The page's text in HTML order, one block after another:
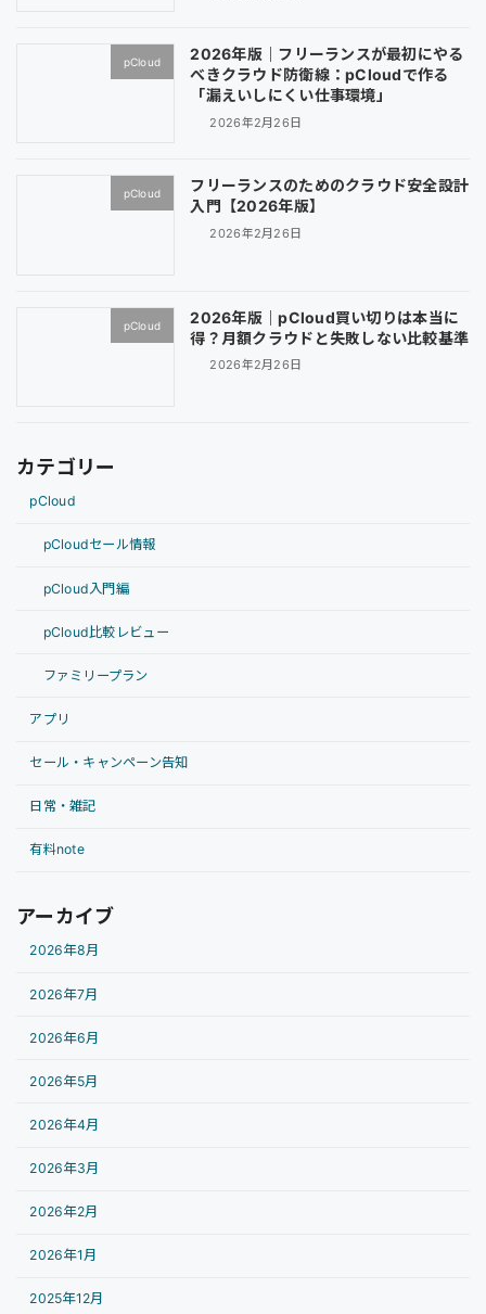
pCloud
2026年版｜フリーランスが最初にやる
べきクラウド防衛線：pCloudで作る
「漏えいしにくい仕事環境」
2026年2月26日
pCloud
フリーランスのためのクラウド安全設計
入門【2026年版】
2026年2月26日
pCloud
2026年版｜pCloud買い切りは本当に
得？月額クラウドと失敗しない比較基準
2026年2月26日
カテゴリー
pCloud
pCloudセール情報
pCloud入門編
pCloud比較レビュー
ファミリープラン
アプリ
セール・キャンペーン告知
日常・雑記
有料note
アーカイブ
2026年8月
2026年7月
2026年6月
2026年5月
2026年4月
2026年3月
2026年2月
2026年1月
2025年12月